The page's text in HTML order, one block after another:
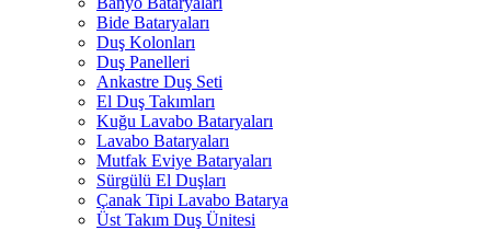
Bide Bataryaları
Duş Kolonları
Duş Panelleri
Ankastre Duş Seti
El Duş Takımları
Kuğu Lavabo Bataryaları
Lavabo Bataryaları
Mutfak Eviye Bataryaları
Sürgülü El Duşları
Çanak Tipi Lavabo Batarya
Üst Takım Duş Ünitesi